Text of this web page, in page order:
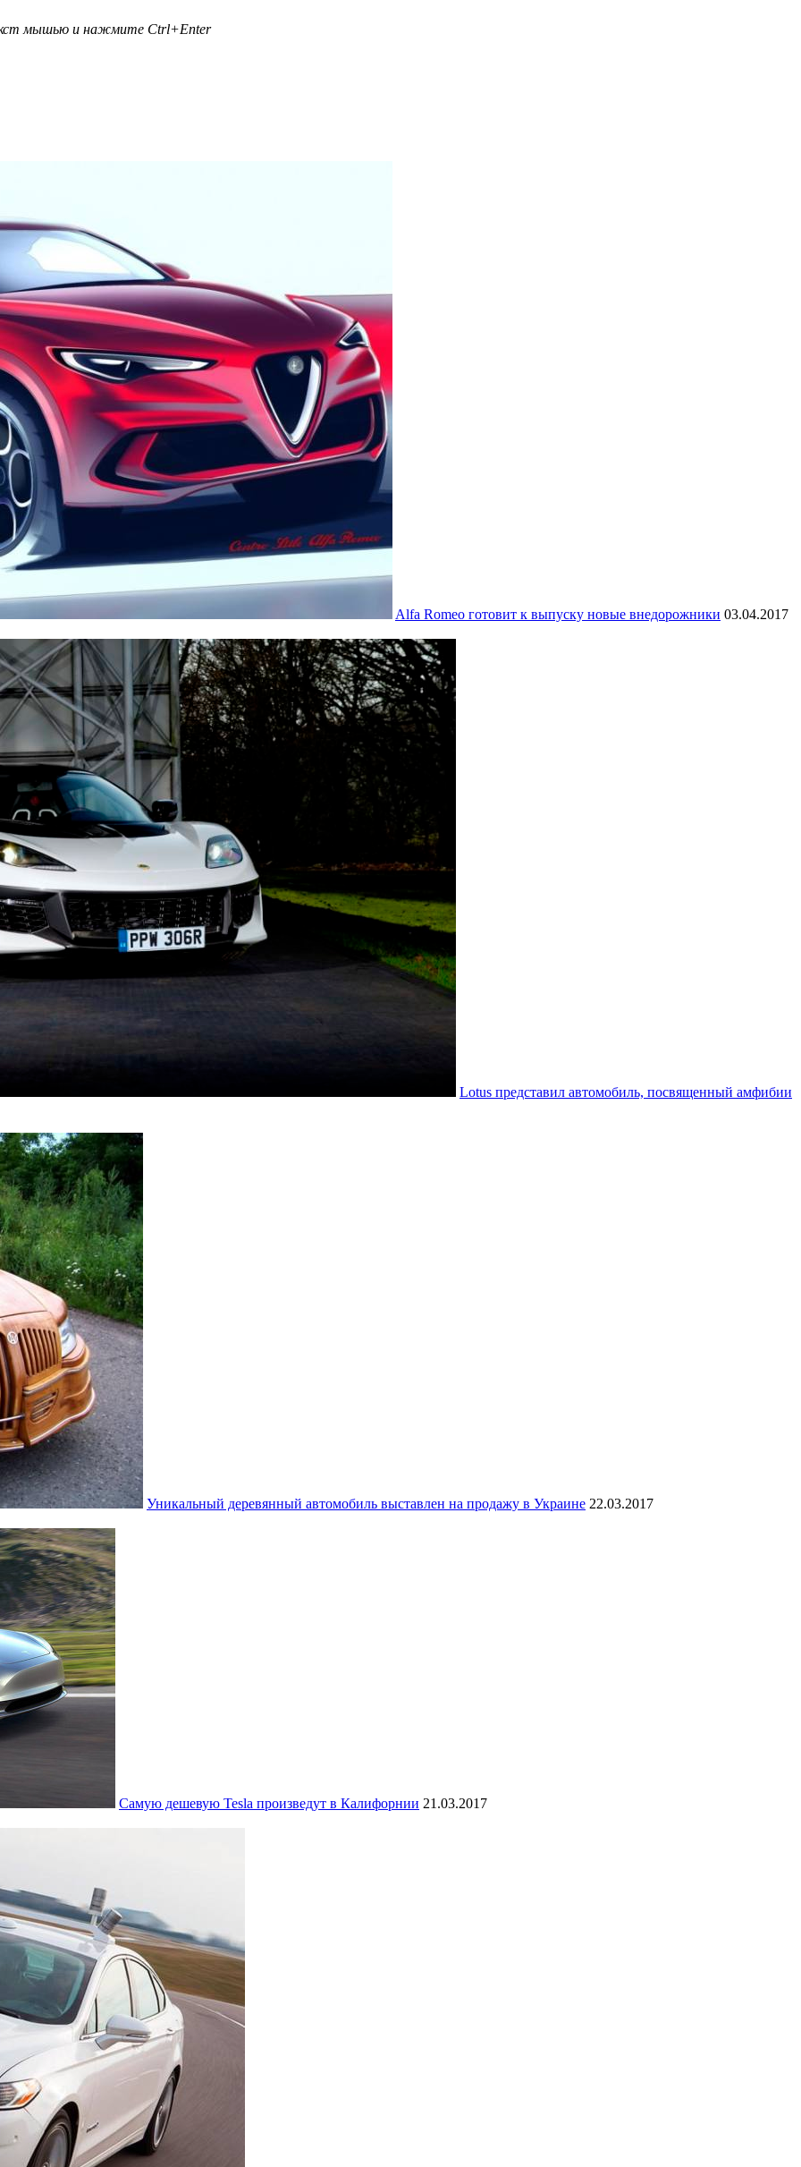
мышью и нажмите Ctrl+Enter
Alfa Romeo готовит к выпуску новые внедорожники 03.04.2017
Lotus представил автомобиль, посвященный амфибии
Уникальный деревянный автомобиль выставлен на продажу в Украине 22.03.2017
Самую дешевую Tesla произведут в Калифорнии 21.03.2017